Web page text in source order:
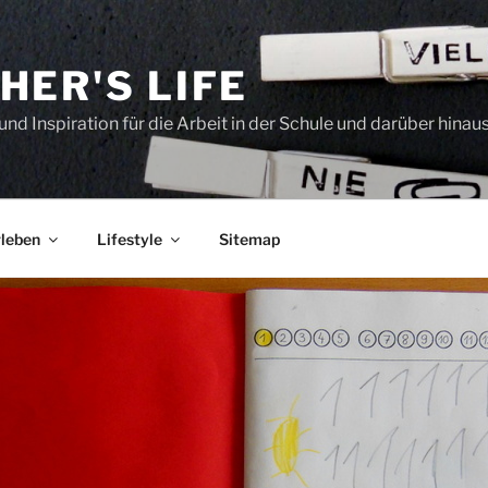
LIFE
Inspiration für die Arbeit in der Schule und darüber
Lifestyle Sitemap